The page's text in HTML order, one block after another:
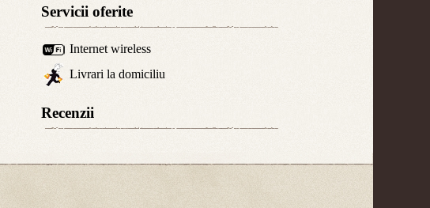
Servicii oferite
Internet wireless
Livrari la domiciliu
Recenzii